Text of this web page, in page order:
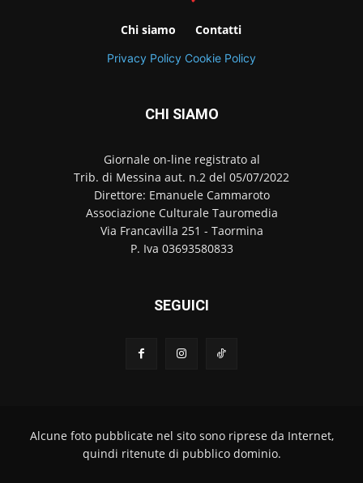
Chi siamo Contatti
Privacy Policy Cookie Policy
CHI SIAMO
Giornale on-line registrato al
Trib. di Messina aut. n.2 del 05/07/2022
Direttore: Emanuele Cammaroto
Associazione Culturale Tauromedia
Via Francavilla 251 - Taormina
P. Iva 03693580833
SEGUICI
Alcune foto pubblicate nel sito sono riprese da Internet,
quindi ritenute di pubblico dominio.